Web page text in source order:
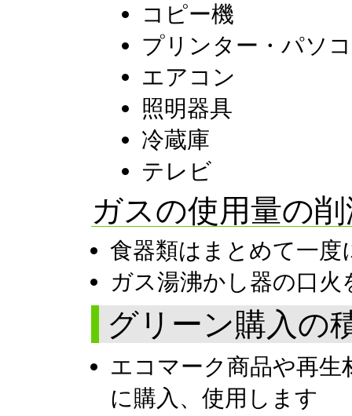
コピー機
プリンター・パソ
エアコン
照明器具
冷蔵庫
テレビ
ガスの使用量の
食器類はまとめて一度
ガス湯沸かし器の口
グリーン購入の
エコマーク商品や再
に購入、使用します